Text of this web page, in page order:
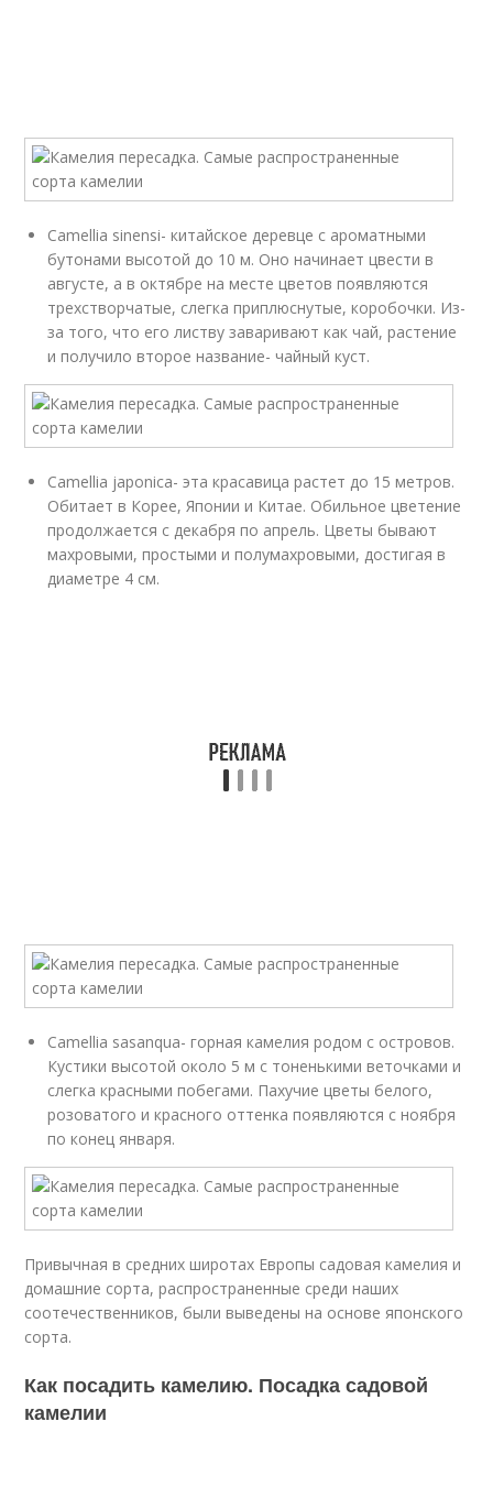
Camellia sinensi- китайское деревце с ароматными
бутонами высотой до 10 м. Оно начинает цвести в
августе, а в октябре на месте цветов появляются
трехстворчатые, слегка приплюснутые, коробочки. Из-
за того, что его листву заваривают как чай, растение
и получило второе название- чайный куст.
Camellia japonica- эта красавица растет до 15 метров.
Обитает в Корее, Японии и Китае. Обильное цветение
продолжается с декабря по апрель. Цветы бывают
махровыми, простыми и полумахровыми, достигая в
диаметре 4 см.
Camellia sasanqua- горная камелия родом с островов.
Кустики высотой около 5 м с тоненькими веточками и
слегка красными побегами. Пахучие цветы белого,
розоватого и красного оттенка появляются с ноября
по конец января.
Привычная в средних широтах Европы садовая камелия и
домашние сорта, распространенные среди наших
соотечественников, были выведены на основе японского
сорта.
Как посадить камелию. Посадка садовой
камелии